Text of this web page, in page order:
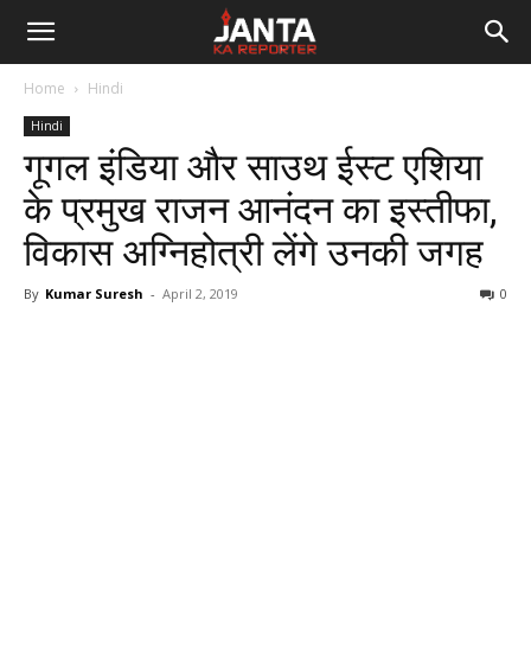
Janta
Reporter
Home Hindi
Hindi
गूगल इंडिया और साउथ ईस्ट एशिया
के प्रमुख राजन आनंदन का इस्तीफा,
विकास अग्निहोत्री लेंगे उनकी जगह
By Kumar Suresh - April 2, 2019 0